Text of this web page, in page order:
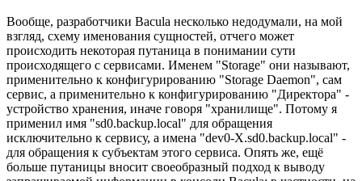
Вообще, разработчики Bacula несколько недодумали, на мой
взгляд, схему именования сущностей, отчего может
происходить некоторая путаница в понимании сути
происходящего с сервисами. Именем "Storage" они называют,
применительно к конфигурированию "Storage Daemon", сам
сервис, а применительно к конфигурированию "Директора" -
устройство хранения, иначе говоря "хранилище". Потому я
применил имя "sd0.backup.local" для обращения
исключительно к сервису, а имена "dev0-X.sd0.backup.local" -
для обращения к субъектам этого сервиса. Опять же, ещё
больше путаницы вносит своеобразный подход к выводу